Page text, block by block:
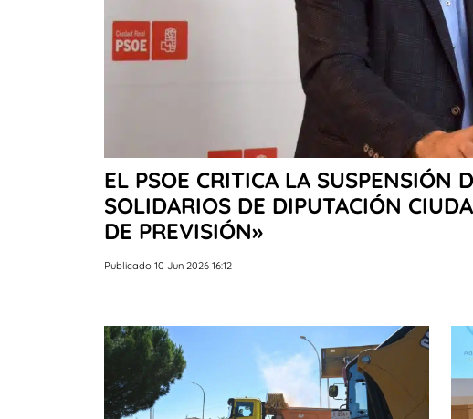
EL PSOE CRITICA LA SUSPENSIÓN
SOLIDARIOS DE DIPUTACIÓN
DE PREVISIÓN»
Publicado 10 Jun 2026 16:12